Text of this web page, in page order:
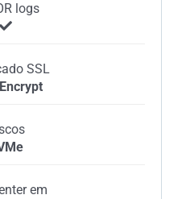
logs
SSL
Encrypt
em